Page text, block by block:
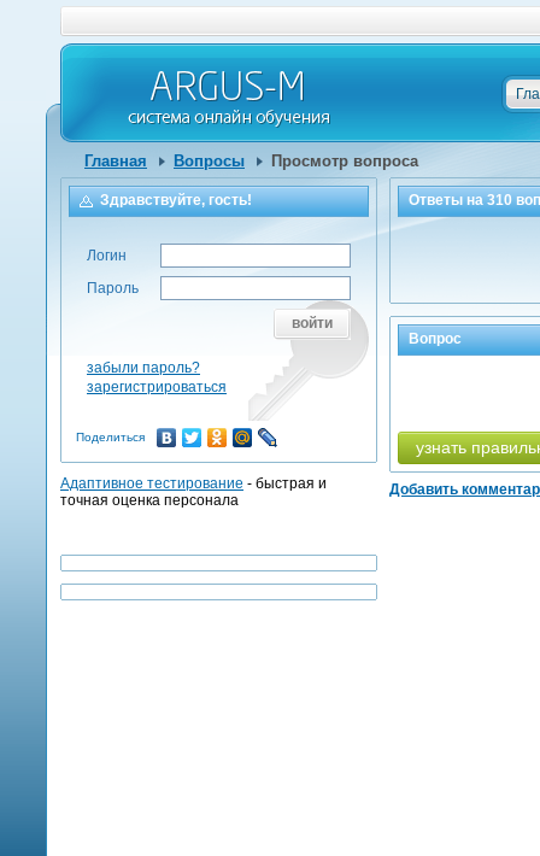
Главная Вопросы Просмотр вопроса
Ответы на310
Вопрос
узнать
Добавить
Здравствуйте, гость!
Логин
Пароль
войти
забыли пароль?
зарегистрироваться
Поделиться
Адаптивное тестирование - быстрая и
точная оценка персонала